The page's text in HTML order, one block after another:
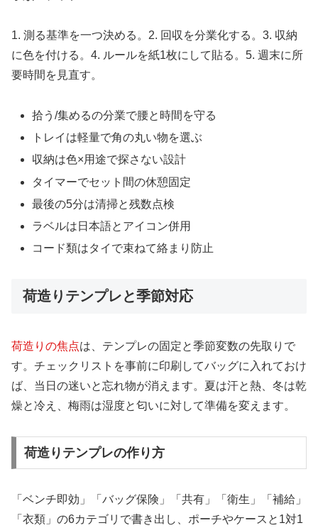
1. 測る基準を一つ決める。2. 回収を分業化する。3. 収納
に色を付ける。4. ルールを紙1枚にして貼る。5. 週末に所
要時間を見直す。
拾う/集めるの分業で腰と時間を守る
トレイは軽量で角の丸い物を選ぶ
収納は色×用途で探さない設計
タイマーでセット間の休憩固定
最後の5分は清掃と残数点検
ラベルは日本語とアイコン併用
コード類はタイで束ねて絡まり防止
荷造りテンプレと季節対応
荷造りの焦点は、テンプレの固定と季節変数の先取りで
す。チェックリストを事前に印刷してバッグに入れておけ
ば、当日の迷いと忘れ物が消えます。夏は汗と熱、冬は乾
燥と冷え、梅雨は湿度と匂いに対して準備を変えます。
荷造りテンプレの作り方
「ベンチ即効」「バッグ保険」「共有」「衛生」「補給」
「衣類」の6カテゴリで書き出し、ポーチやケースと1対1